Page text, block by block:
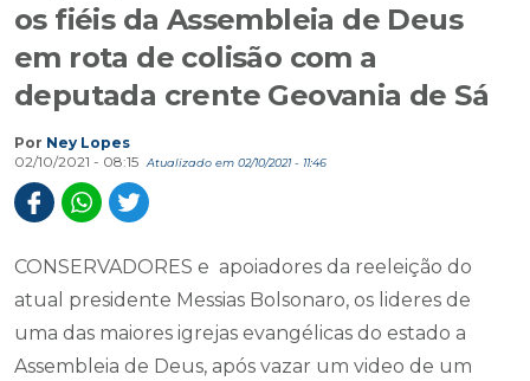
os fiéis da Assembleia de Deus
em rota de colisão com a
deputada crente Geovania de Sá
Por Ney Lopes
02/10/2021 - 08:15
Atualizado em 02/10/2021 - 11:46
CONSERVADORES e apoiadores da reeleição do
atual presidente Messias Bolsonaro, os lideres de
uma das maiores igrejas evangélicas do estado a
Assembleia de Deus, após vazar um video de um